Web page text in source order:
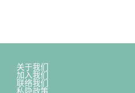
关于我们
加入我们
联络我们